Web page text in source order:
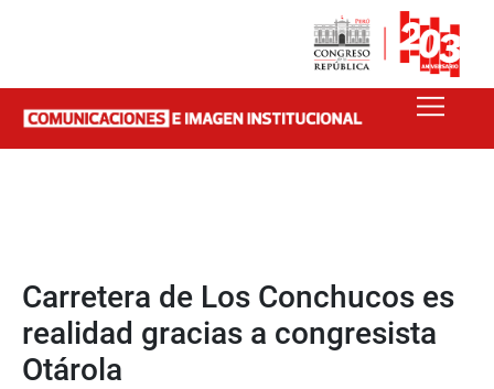
Carretera de Los Conchucos es
realidad gracias a congresista
Otárola